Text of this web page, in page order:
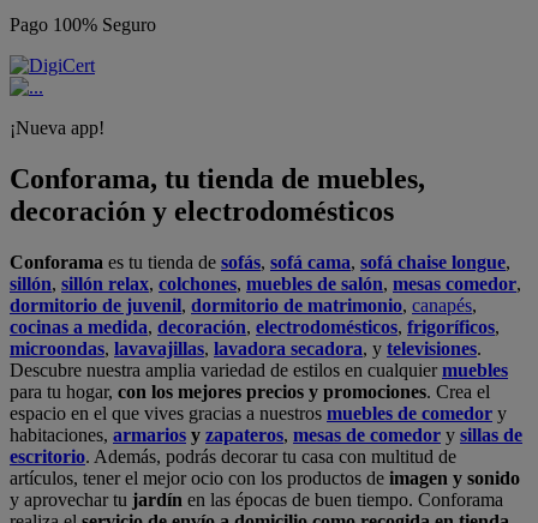
Pago 100% Seguro
¡Nueva app!
Conforama, tu tienda de muebles,
decoración y electrodomésticos
Conforama es tu tienda de sofás, sofá cama, sofá chaise longue,
sillón, sillón relax, colchones, muebles de salón, mesas comedor,
dormitorio de juvenil, dormitorio de matrimonio, canapés,
cocinas a medida, decoración, electrodomésticos, frigoríficos,
microondas, lavavajillas, lavadora secadora, y televisiones.
Descubre nuestra amplia variedad de estilos en cualquiermuebles
para tu hogar, con los mejores precios y promociones. Crea el
espacio en el que vives gracias a nuestros muebles de comedor y
habitaciones, armarios y zapateros, mesas de comedor y sillas de
escritorio. Además, podrás decorar tu casa con multitud de
artículos, tener el mejor ocio con los productos de imagen y sonido
y aprovechar tu jardín en las épocas de buen tiempo. Conforama